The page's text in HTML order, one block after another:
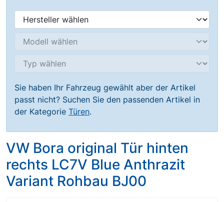
Sie haben Ihr Fahrzeug gewählt aber der Artikel
passt nicht? Suchen Sie den passenden Artikel in
der Kategorie Türen.
VW Bora original Tür hinten
rechts LC7V Blue Anthrazit
Variant Rohbau BJ00